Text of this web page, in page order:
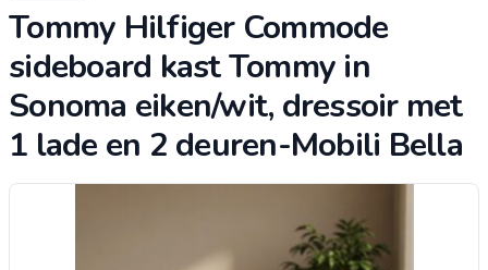
t, dressoir met 1 lade en 2 deuren-
Tommy Hilfiger Commode
sideboard kast Tommy in
Sonoma eiken/wit, dressoir met
1 lade en 2 deuren-Mobili Bella